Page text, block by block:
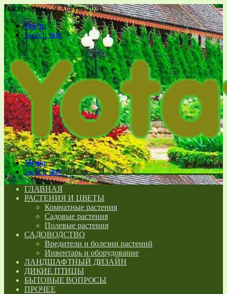
Воскресенье , 9 Август 2026
Войти
Switch skin
Меню
Switch skin
ГЛАВНАЯ
РАСТЕНИЯ И ЦВЕТЫ
Комнатные растения
Садовые растения
Полевые растения
САДОВОДСТВО
Вредители и болезни растений
Инвентарь и оборудование
ЛАНДШАФТНЫЙ ДИЗАЙН
ДИКИЕ ПТИЦЫ
БЫТОВЫЕ ВОПРОСЫ
ПРОЧЕЕ